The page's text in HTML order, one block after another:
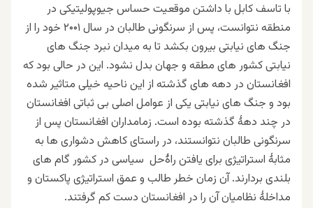
با تاسفکابل با داشتن موقعیت حساس جیوپولیتیکی در
منطقه نتوانست، پس از سرنگونی طالبان در سال ۲۰۰۱ خود را از
جنگ های نیابتی بیرون بکشد تا به میدان نبرد جنگ های
نیابتی کشور های مطقه و جهان بدل نشود. این در حالی بود که
افغانستان در دهه های گذشته از این ناحیه خیلی متاثیر شده
بود و جنگ های نیابتی یکی از عوامل اصلی بی ثباتی افغانستان
در چند دهۀ گذشته بوده است. زمامداران افغانستان پس از
سرنگونی طالبان نتوانستند، در راستای کاهش دشواری ها به
مثابۀ استراتیژی برای یافتن راۀحل سیاسی در کشور گام های
بلندی بردارند. آن زمان خطر طالب و عمق استراتیژی پاکستان و
مداخلۀ نظامیان آن را در افغانستان دست کم گرفتند.